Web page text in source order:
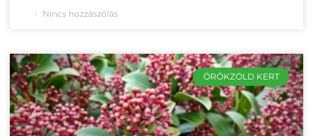
Nincs hozzászólás
ÖRÖKZÖLD KERT